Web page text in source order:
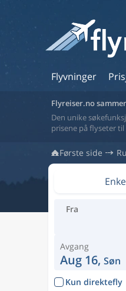
Flyvninger
Flyreiser.no
Den unike
prisene på flyseter
Første side
Fra
Avgang
Aug 16, Søn
Kun direktefly